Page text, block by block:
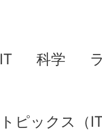
IT 科学
トピックス（IT